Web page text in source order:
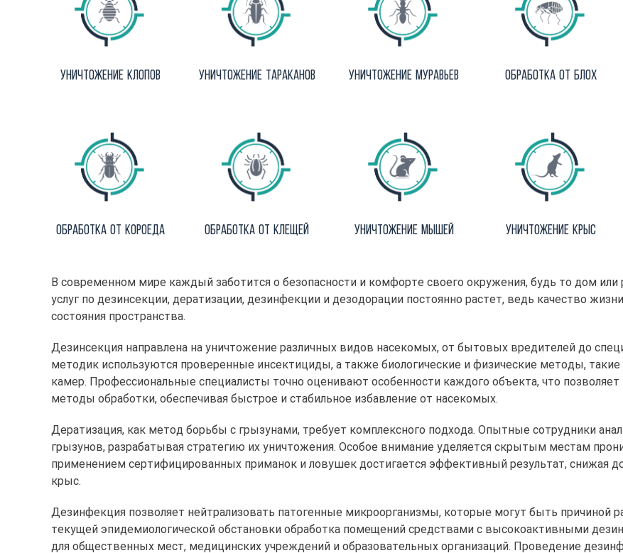
Уничтожение клопов Уничтожение тараканов Уничтожение муравьев Обработка от блох
Обработка от короеда Обработка от клещей Уничтожение мышей Уничтожение крыс
В современном мире каждый заботится о безопасности и комфорте своего окружения, будь то дом
услуг по дезинсекции, дератизации, дезинфекции и дезодорации постоянно растет, ведь качество
состояния пространства.
Дезинсекция направлена на уничтожение различных видов насекомых, от бытовых вредителей до
методик используются проверенные инсектициды, а также биологические и физические методы,
камер. Профессиональные специалисты точно оценивают особенности каждого объекта, что
методы обработки, обеспечивая быстрое и стабильное избавление от насекомых.
Дератизация, как метод борьбы с грызунами, требует комплексного подхода. Опытные сотрудники
грызунов, разрабатывая стратегию их уничтожения. Особое внимание уделяется скрытым местам
применением сертифицированных приманок и ловушек достигается эффективный результат, снижая
крыс.
Дезинфекция позволяет нейтрализовать патогенные микроорганизмы, которые могут быть причиной
текущей эпидемиологической обстановки обработка помещений средствами с высокоактивными
для общественных мест, медицинских учреждений и образовательных организаций. Проведение